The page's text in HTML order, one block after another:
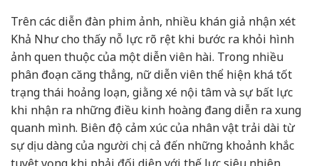
Trên các diễn đàn phim ảnh, nhiều khán giả nhận xét
Khả Như cho thấy nỗ lực rõ rệt khi bước ra khỏi hình
ảnh quen thuộc của một diễn viên hài. Trong nhiều
phân đoạn căng thẳng, nữ diễn viên thể hiện khá tốt
trạng thái hoảng loạn, giằng xé nội tâm và sự bất lực
khi nhận ra những điều kinh hoàng đang diễn ra xung
quanh mình. Biên độ cảm xúc của nhân vật trải dài từ
sự dịu dàng của người chị cả đến những khoảnh khắc